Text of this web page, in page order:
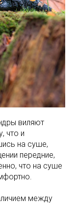
виляют
что и
на суше,
передние,
что на суше
между